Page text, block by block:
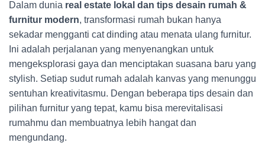
Dalam dunia real estate lokal dan tips desain rumah &
furnitur modern, transformasi rumah bukan hanya
sekadar mengganti cat dinding atau menata ulang furnitur.
Ini adalah perjalanan yang menyenangkan untuk
mengeksplorasi gaya dan menciptakan suasana baru yang
stylish. Setiap sudut rumah adalah kanvas yang menunggu
sentuhan kreativitasmu. Dengan beberapa tips desain dan
pilihan furnitur yang tepat, kamu bisa merevitalisasi
rumahmu dan membuatnya lebih hangat dan
mengundang.